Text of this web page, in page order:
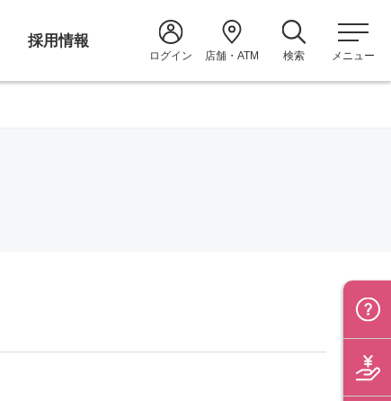
採用情報
ログイン 店舗・ATM 検索 メニュー